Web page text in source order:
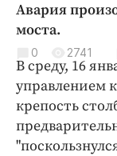
Криминал
Культура
Авария
моста.
0 2741
В среду, 16
управлением
крепость